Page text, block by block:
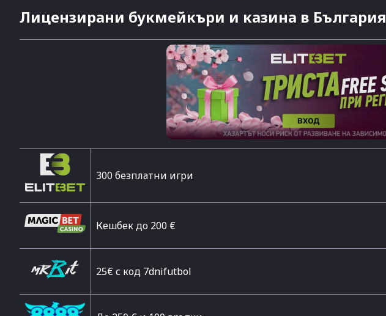
Лицензирани букмейкъри и казина в България
300 безплатни игри
Кешбек до 200 €
25€ с код 7dnifutbol